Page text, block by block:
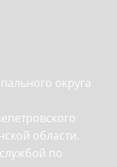
округа
области.
по